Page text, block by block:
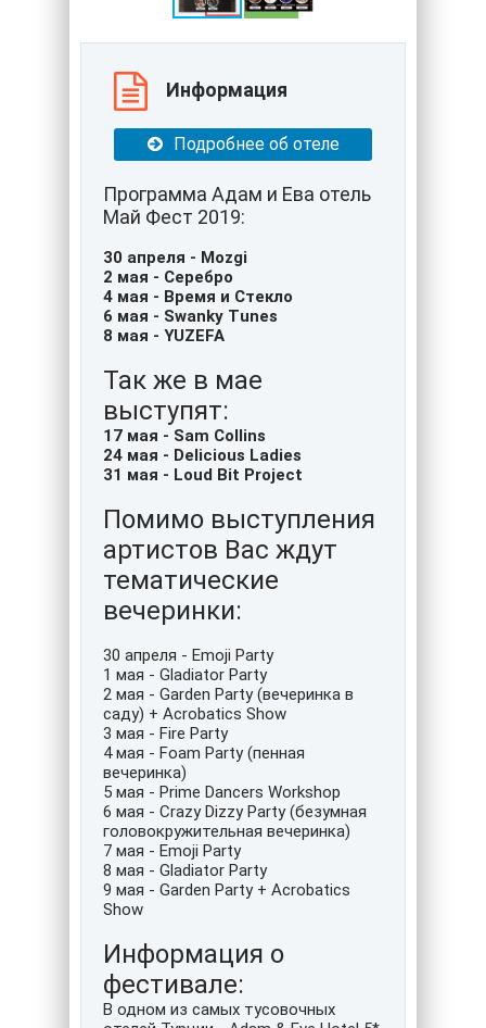
Информация
Подробнее об отеле
Программа Адам и Ева отель
Май Фест 2019:
30 апреля - Mozgi
2 мая - Серебро
4 мая - Время и Стекло
6 мая - Swanky Tunes
8 мая - YUZEFA
Так же в мае
выступят:
17 мая - Sam Collins
24 мая - Delicious Ladies
31 мая - Loud Bit Project
Помимо выступления
артистов Вас ждут
тематические
вечеринки:
30 апреля - Emoji Party
1 мая - Gladiator Party
2 мая - Garden Party (вечеринка в
саду) + Acrobatics Show
3 мая - Fire Party
4 мая - Foam Party (пенная
вечеринка)
5 мая - Prime Dancers Workshop
6 мая - Crazy Dizzy Party (безумная
головокружительная вечеринка)
7 мая - Emoji Party
8 мая - Gladiator Party
9 мая - Garden Party + Acrobatics
Show
Информация о
фестивале:
В одном из самых тусовочных